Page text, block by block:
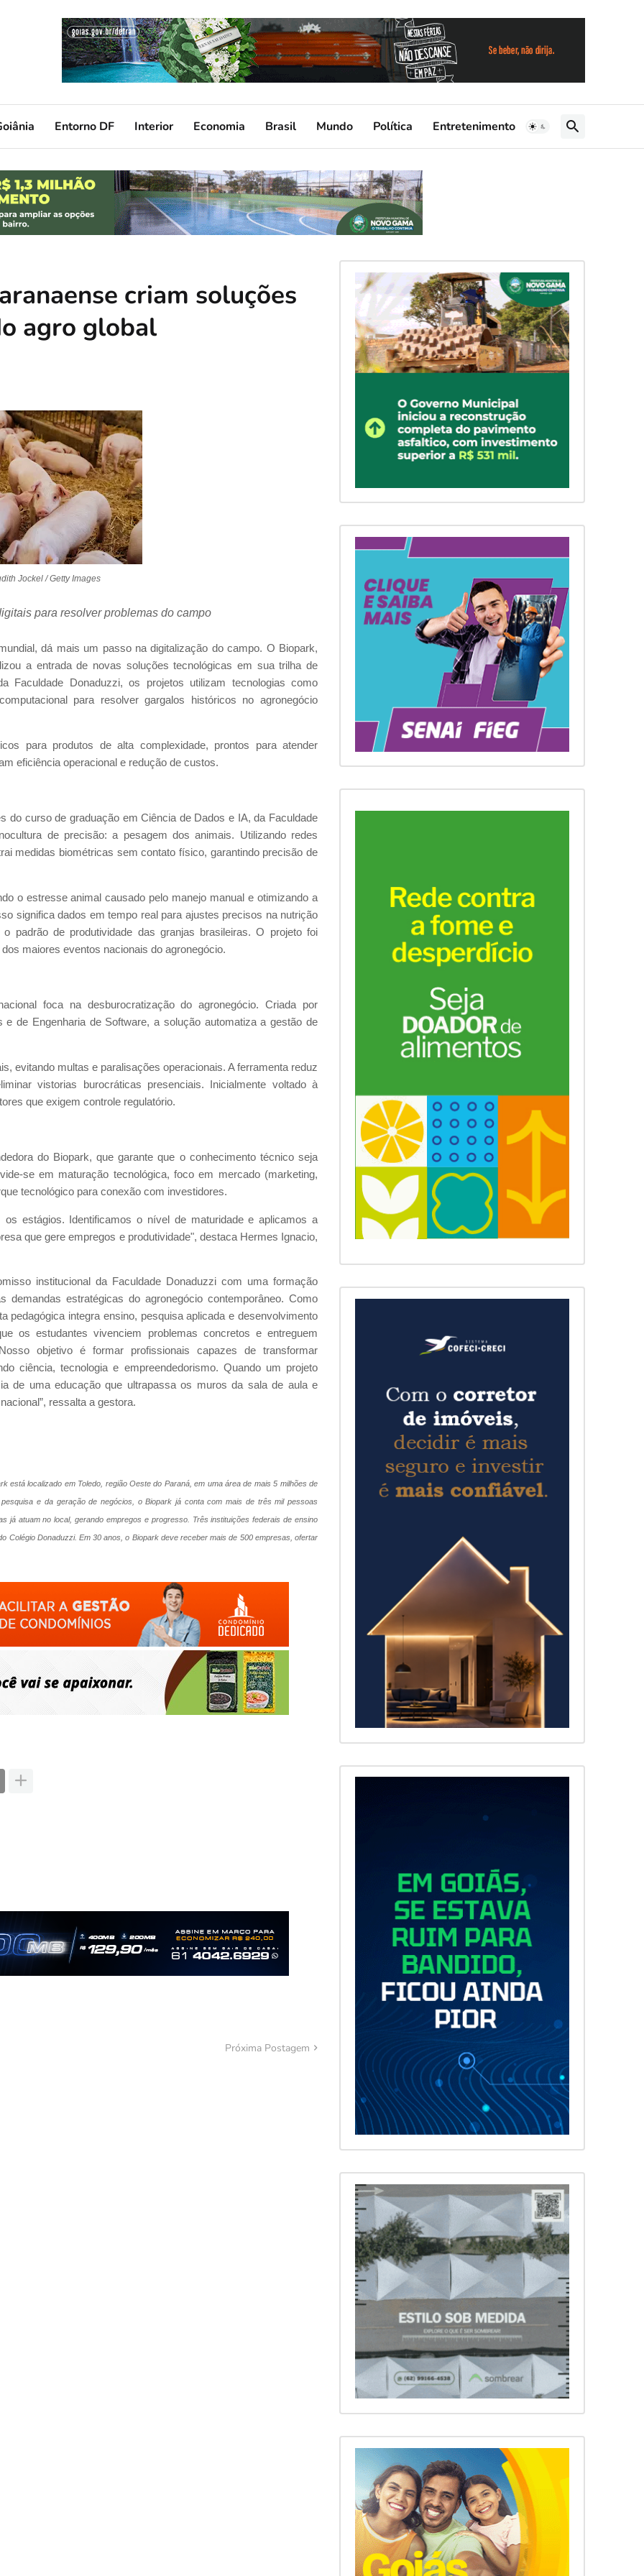
Entorno DF Interior Economia Brasil Mundo Política Entretenimento
criam soluções
agro global
Jockel / Getty Images
para resolver problemas do campo
dá mais um passo na digitalização do campo. O Biopark,
a entrada de novas soluções tecnológicas em sua trilha de
Faculdade Donaduzzi, os projetos utilizam tecnologias como
para resolver gargalos históricos no agronegócio
para produtos de alta complexidade, prontos para atender
eficiência operacional e redução de custos.
do curso de graduação em Ciência de Dados e IA, da Faculdade
de precisão: a pesagem dos animais. Utilizando redes
medidas biométricas sem contato físico, garantindo precisão de
o estresse animal causado pelo manejo manual e otimizando a
significa dados em tempo real para ajustes precisos na nutrição
padrão de produtividade das granjas brasileiras. O projeto foi
maiores eventos nacionais do agronegócio.
foca na desburocratização do agronegócio. Criada por
de Engenharia de Software, a solução automatiza a gestão de
evitando multas e paralisações operacionais. A ferramenta reduz
vistorias burocráticas presenciais. Inicialmente voltado à
que exigem controle regulatório.
do Biopark, que garante que o conhecimento técnico seja
se em maturação tecnológica, foco em mercado (marketing,
tecnológico para conexão com investidores.
estágios. Identificamos o nível de maturidade e aplicamos a
que gere empregos e produtividade", destaca Hermes Ignacio,
institucional da Faculdade Donaduzzi com uma formação
estratégicas do agronegócio contemporâneo. Como
pedagógica integra ensino, pesquisa aplicada e desenvolvimento
os estudantes vivenciem problemas concretos e entreguem
objetivo é formar profissionais capazes de transformar
ciência, tecnologia e empreendedorismo. Quando um projeto
de uma educação que ultrapassa os muros da sala de aula e
ressalta a gestora.
está localizado em Toledo, região Oeste do Paraná, em uma área de mais 5 milhões de
e da geração de negócios, o Biopark já conta com mais de três mil pessoas
já atuam no local, gerando empregos e progresso. Três instituições federais de ensino
Colégio Donaduzzi. Em 30 anos, o Biopark deve receber mais de 500 empresas, ofertar
Próxima Postagem